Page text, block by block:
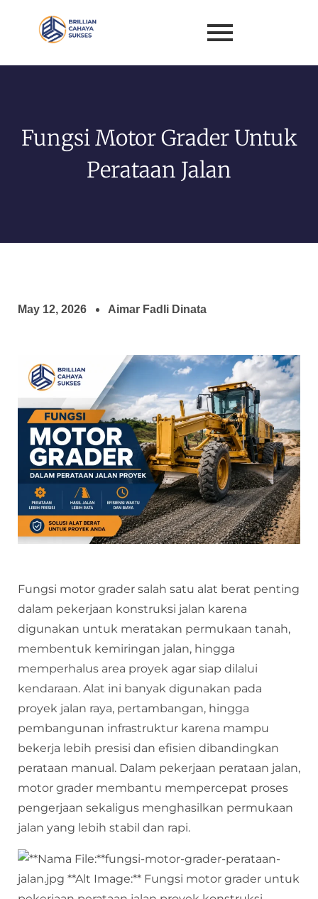
Fungsi Motor Grader Untuk
Perataan Jalan
May 12, 2026 Aimar Fadli Dinata
Fungsi motor grader salah satu alat berat penting
dalam pekerjaan konstruksi jalan karena
digunakan untuk meratakan permukaan tanah,
membentuk kemiringan jalan, hingga
memperhalus area proyek agar siap dilalui
kendaraan. Alat ini banyak digunakan pada
proyek jalan raya, pertambangan, hingga
pembangunan infrastruktur karena mampu
bekerja lebih presisi dan efisien dibandingkan
perataan manual. Dalam pekerjaan perataan jalan,
motor grader membantu mempercepat proses
pengerjaan sekaligus menghasilkan permukaan
jalan yang lebih stabil dan rapi.